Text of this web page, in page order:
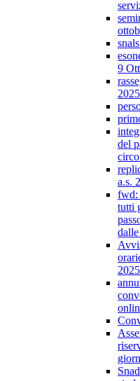
9
2025
del
a.s.
fwd:
tutti
2025